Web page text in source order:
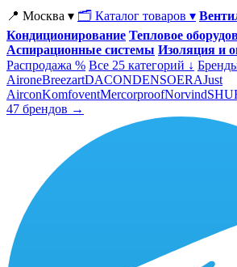
📍 Москва ▾ 🗂 Каталог товаров ▾
Кондиционирование Тепловое
Аспирационные системы Изоляция и
Распродажа % Все 25 категорий ↓
AironeBreezartDACONDENSOERAJust
AirconKomfoventMercorproofNorvind
47 брендов →